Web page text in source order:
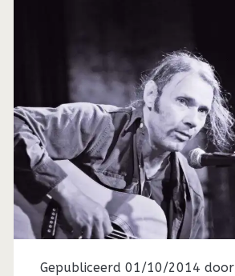
Gepubliceerd 01/10/2014 door